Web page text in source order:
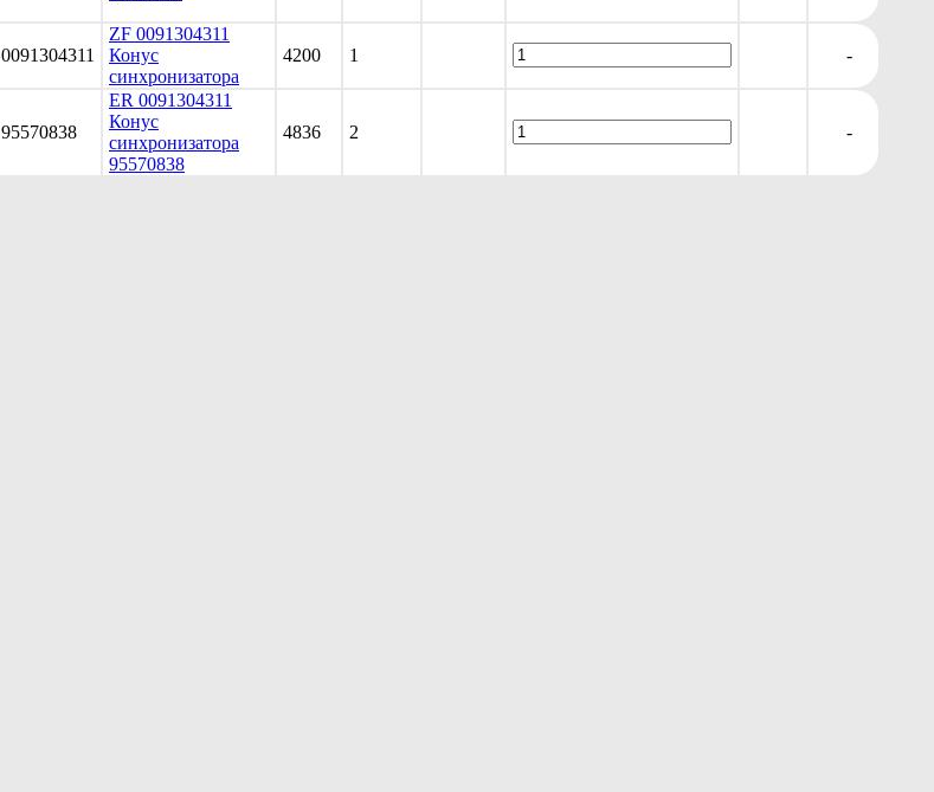
0091304311
ZF 0091304311
Конус
синхронизатора
4200 1 -
95570838
ER 0091304311
Конус
синхронизатора
95570838
4836 2 -